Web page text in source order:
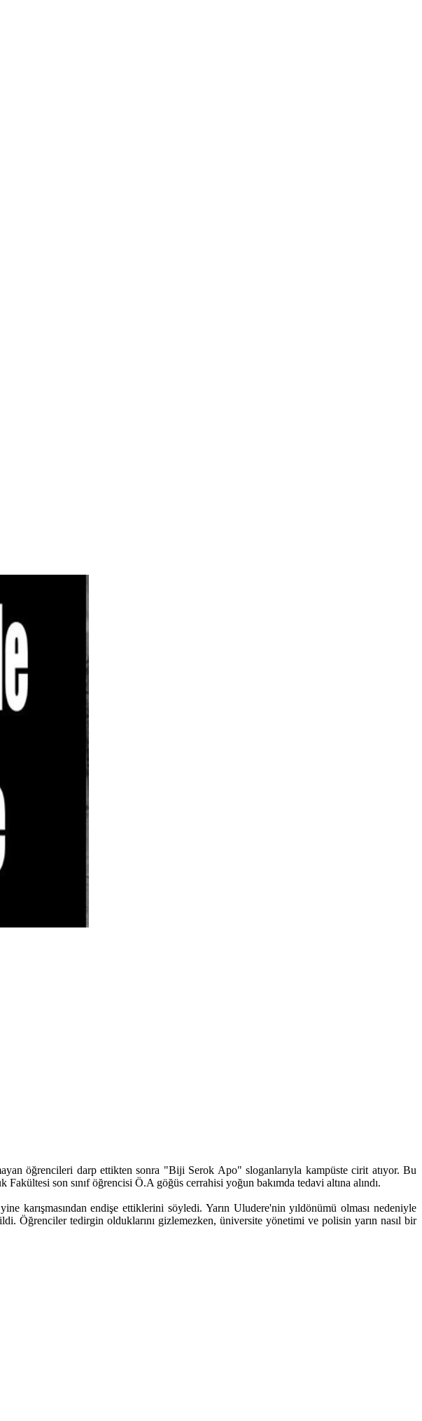
öğrencileri darp ettikten sonra "Biji Serok Apo" sloganlarıyla kampüste cirit atıyor. Bu
son sınıf öğrencisi Ö.A göğüs cerrahisi yoğun bakımda tedavi altına alındı.
karışmasından endişe ettiklerini söyledi. Yarın Uludere'nin yıldönümü olması nedeniyle
Öğrenciler tedirgin olduklarını gizlemezken, üniversite yönetimi ve polisin yarın nasıl bir